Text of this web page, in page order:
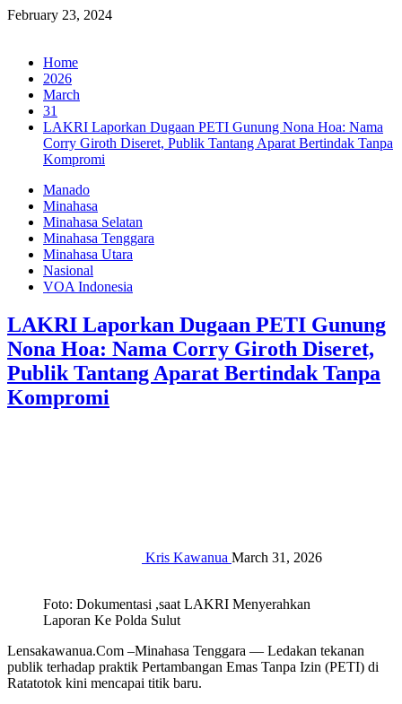
February 23, 2024
Home
2026
March
31
LAKRI Laporkan Dugaan PETI Gunung Nona Hoa: Nama
Corry Giroth Diseret, Publik Tantang Aparat Bertindak Tanpa
Kompromi
Manado
Minahasa
Minahasa Selatan
Minahasa Tenggara
Minahasa Utara
Nasional
VOA Indonesia
LAKRI Laporkan Dugaan PETI Gunung
Nona Hoa: Nama Corry Giroth Diseret,
Publik Tantang Aparat Bertindak Tanpa
Kompromi
Kris Kawanua March 31, 2026
Foto: Dokumentasi ,saat LAKRI Menyerahkan
Laporan Ke Polda Sulut
Lensakawanua.Com –Minahasa Tenggara — Ledakan tekanan
publik terhadap praktik Pertambangan Emas Tanpa Izin (PETI) di
Ratatotok kini mencapai titik baru.